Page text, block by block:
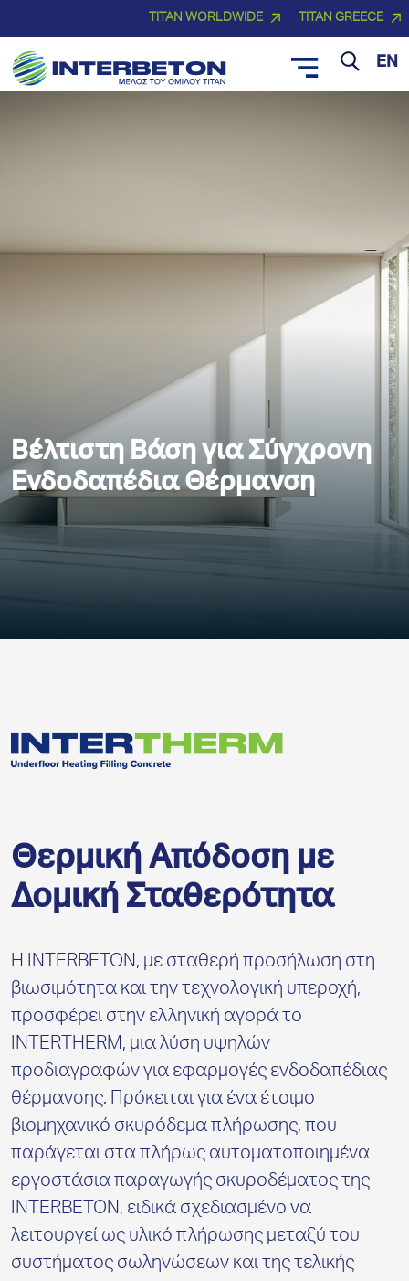
TITAN WORLDWIDE TITAN GREECE
EN
Βέλτιστη Βάση για Σύγχρονη
Ενδοδαπέδια Θέρμανση
Θερμική Απόδοση με
Δομική Σταθερότητα
Η INTERBETON, με σταθερή προσήλωση στη
βιωσιμότητα και την τεχνολογική υπεροχή,
προσφέρει στην ελληνική αγορά το
INTERTHERM, μια λύση υψηλών
προδιαγραφών για εφαρμογές ενδοδαπέδιας
θέρμανσης. Πρόκειται για ένα έτοιμο
βιομηχανικό σκυρόδεμα πλήρωσης, που
παράγεται στα πλήρως αυτοματοποιημένα
εργοστάσια παραγωγής σκυροδέματος της
INTERBETON, ειδικά σχεδιασμένο να
λειτουργεί ως υλικό πλήρωσης μεταξύ του
συστήματος σωληνώσεων και της τελικής